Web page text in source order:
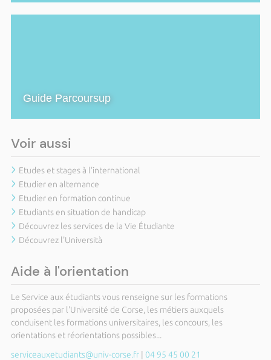
Guide Parcoursup
Voir aussi
Etudes et stages à l'international
Etudier en alternance
Etudier en formation continue
Etudiants en situation de handicap
Découvrez les services de la Vie Étudiante
Découvrez l'Università
Aide à l'orientation
Le Service aux étudiants vous renseigne sur les formations
proposées par l'Université de Corse, les métiers auxquels
conduisent les formations universitaires, les concours, les
orientations et réorientations possibles...
serviceauxetudiants@univ-corse.fr| 04 95 45 00 21